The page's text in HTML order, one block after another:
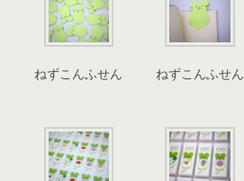
ねずこんふせん ねずこんふせん